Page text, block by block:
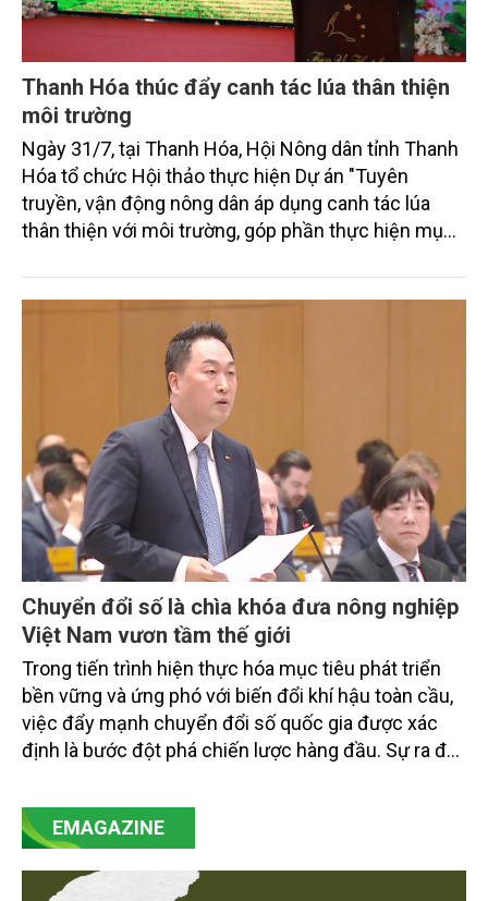
Thanh Hóa thúc đẩy canh tác lúa thân thiện
môi trường
Ngày 31/7, tại Thanh Hóa, Hội Nông dân tỉnh Thanh
Hóa tổ chức Hội thảo thực hiện Dự án "Tuyên
truyền, vận động nông dân áp dụng canh tác lúa
thân thiện với môi trường, góp phần thực hiện mục
trình thu hút sự tham gia của đông đảo đại biểu đến
từ các cơ quan quản lý nhà nước, đơn vị nghiên cứu,
doanh nghiệp, hợp tác xã và nông dân đang trực
tiếp triển khai mô hình sản xuất lúa phát thải thấp.
Chuyển đổi số là chìa khóa đưa nông nghiệp
Việt Nam vươn tầm thế giới
Trong tiến trình hiện thực hóa mục tiêu phát triển
bền vững và ứng phó với biến đổi khí hậu toàn cầu,
việc đẩy mạnh chuyển đổi số quốc gia được xác
định là bước đột phá chiến lược hàng đầu. Sự ra đời
mạnh mẽ, thúc đẩy quá trình cải cách toàn diện,
minh bạch hóa chuỗi cung ứng và nâng cao hiệu
then chốt là nông nghiệp và môi trường.
EMAGAZINE